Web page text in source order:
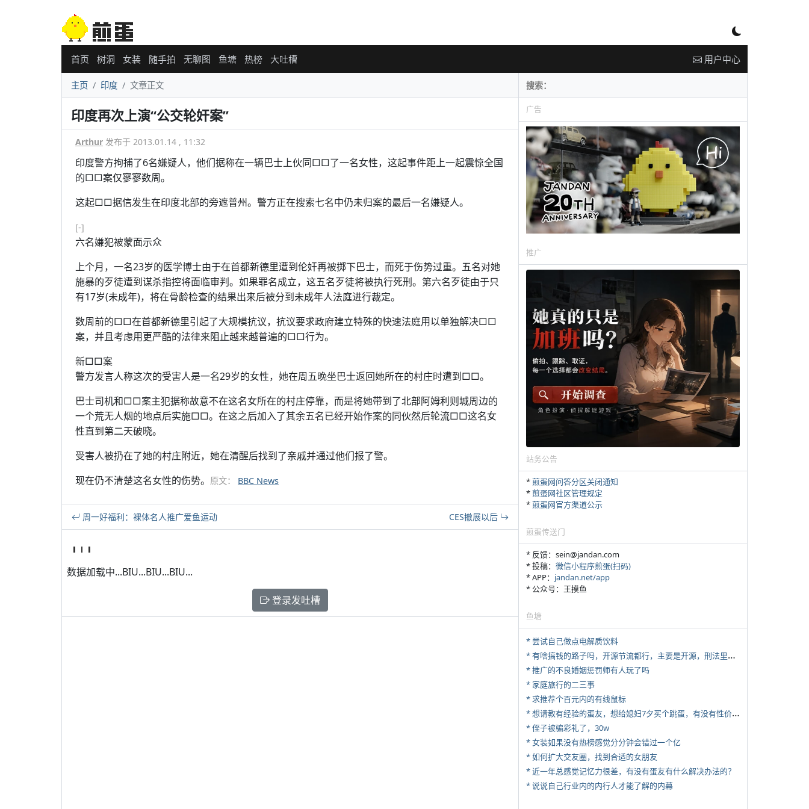
首页 树洞 女装 随手拍 无聊图 鱼塘 热榜 大吐槽 用户中心
主页 印度 文章正文
印度再次上演“公交轮奸案”
Arthur 发布于 2013.01.14 , 11:32
印度警方拘捕了6名嫌疑人，他们据称在一辆巴士上伙同□□了一名女性，这起事件距上一起震惊全国
的□□案仅寥寥数周。
这起□□据信发生在印度北部的旁遮普州。警方正在搜索七名中仍未归案的最后一名嫌疑人。
[-]
六名嫌犯被蒙面示众
上个月，一名23岁的医学博士由于在首都新德里遭到伦奸再被掷下巴士，而死于伤势过重。五名对她
施暴的歹徒遭到谋杀指控将面临审判。如果罪名成立，这五名歹徒将被执行死刑。第六名歹徒由于只
有17岁(未成年)，将在骨龄检查的结果出来后被分到未成年人法庭进行裁定。
数周前的□□在首都新德里引起了大规模抗议，抗议要求政府建立特殊的快速法庭用以单独解决□□
案，并且考虑用更严酷的法律来阻止越来越普遍的□□行为。
新□□案
警方发言人称这次的受害人是一名29岁的女性，她在周五晚坐巴士返回她所在的村庄时遭到□□。
巴士司机和□□案主犯据称故意不在这名女所在的村庄停靠，而是将她带到了北部阿姆利则城周边的
一个荒无人烟的地点后实施□□。在这之后加入了其余五名已经开始作案的同伙然后轮流□□这名女
性直到第二天破晓。
受害人被扔在了她的村庄附近，她在清醒后找到了亲戚并通过他们报了警。
现在仍不清楚这名女性的伤势。 原文： BBC News
周一好福利：裸体名人推广爱鱼运动 CES撤展以后
数据加载中...BIU...BIU...BIU...
登录发吐槽
广告
推广
站务公告
*煎蛋网问答分区关闭通知
*煎蛋网社区管理规定
*煎蛋网官方渠道公示
煎蛋传送门
* 反馈：sein@jandan.com
* 投稿： 微信小程序煎蛋(扫码)
* APP： jandan.net/app
* 公众号：王摸鱼
鱼塘
* 尝试自己做点电解质饮料
*
有啥搞钱的路子吗，开源节流都行，主要是开源，刑法里的咱不做
* 推广的不良婚姻惩罚师有人玩了吗
* 家庭旅行的二三事
* 求推荐个百元内的有线鼠标
*
想请教有经验的蛋友，想给媳妇7夕买个跳蛋，有没有性价比高的推荐
* 侄子被骗彩礼了，30w
* 女装如果没有热榜感觉分分钟会错过一个亿
* 如何扩大交友圈，找到合适的女朋友
* 近一年总感觉记忆力很差，有没有蛋友有什么解决办法的？
* 说说自己行业内的内行人才能了解的内幕